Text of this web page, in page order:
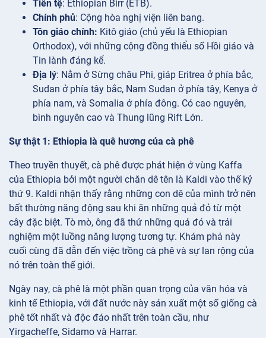
Tiền tệ: Ethiopian Birr (ETB).
Chính phủ: Cộng hòa nghị viện liên bang.
Tôn giáo chính: Kitô giáo (chủ yếu là Ethiopian
Orthodox), với những cộng đồng thiểu số Hồi giáo và
Tin lành đáng kể.
Địa lý: Nằm ở Sừng châu Phi, giáp Eritrea ở phía bắc,
Sudan ở phía tây bắc, Nam Sudan ở phía tây, Kenya ở
phía nam, và Somalia ở phía đông. Có cao nguyên,
bình nguyên cao và Thung lũng Rift Lớn.
Sự thật 1: Ethiopia là quê hương của cà phê
Theo truyền thuyết, cà phê được phát hiện ở vùng Kaffa
của Ethiopia bởi một người chăn dê tên là Kaldi vào thế kỷ
thứ 9. Kaldi nhận thấy rằng những con dê của mình trở nên
bất thường năng động sau khi ăn những quả đỏ từ một
cây đặc biệt. Tò mò, ông đã thử những quả đó và trải
nghiệm một luồng năng lượng tương tự. Khám phá này
cuối cùng đã dẫn đến việc trồng cà phê và sự lan rộng của
nó trên toàn thế giới.
Ngày nay, cà phê là một phần quan trọng của văn hóa và
kinh tế Ethiopia, với đất nước này sản xuất một số giống cà
phê tốt nhất và độc đáo nhất trên toàn cầu, như
Yirgacheffe, Sidamo và Harrar.